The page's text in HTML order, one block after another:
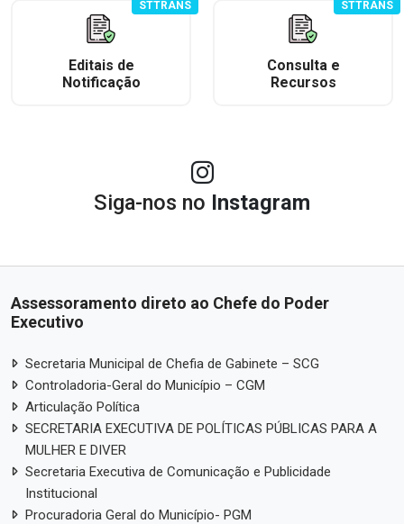
Editais de
Notificação
STTRANS
Consulta e
Recursos
STTRANS
Siga-nos no Instagram
Assessoramento direto ao Chefe do Poder
Executivo
Secretaria Municipal de Chefia de Gabinete – SCG
Controladoria-Geral do Município – CGM
Articulação Política
SECRETARIA EXECUTIVA DE POLÍTICAS PÚBLICAS PARA A
MULHER E DIVER
Secretaria Executiva de Comunicação e Publicidade
Institucional
Procuradoria Geral do Município- PGM